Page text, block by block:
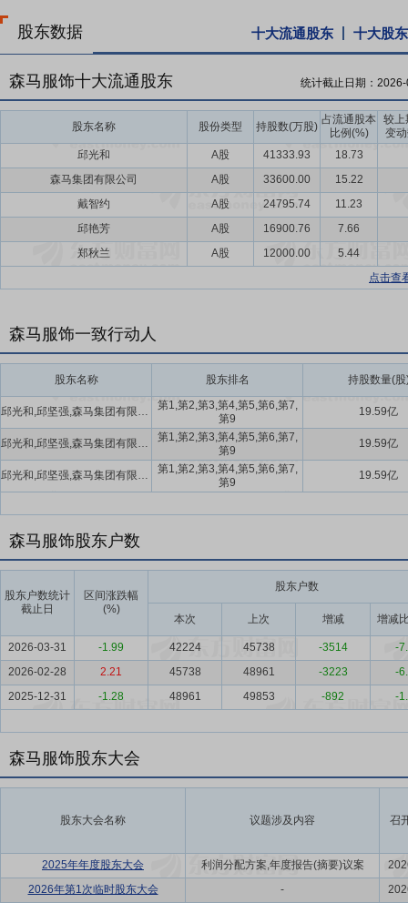
股东数据 十大流通股东 十大股东
森马服饰十大流通股东 统计截止日期：
股东名称 股份类型 持股数(万股)
占流通股本
比例(%)
较上
变
邱光和
A股 41333.93
18.73
森马集团有限公司
A股 33600.00
15.22
戴智约
A股 24795.74
11.23
邱艳芳
A股 16900.76
7.66
郑秋兰
A股 12000.00
5.44
点击查
森马服饰一致行动人
股东名称 股东排名 持股数量(股
邱光和,邱坚强,森马集团有限公司,周平凡,戴智约,邱艳芳,郑秋兰,邱光平
第1,第2,第3,第4,第5,第6,第7,
第9
19.59亿
邱光和,邱坚强,森马集团有限公司,周平凡,戴智约,邱艳芳,郑秋兰,邱光平
第1,第2,第3,第4,第5,第6,第7,
第9
19.59亿
邱光和,邱坚强,森马集团有限公司,周平凡,戴智约,邱艳芳,郑秋兰,邱光平
第1,第2,第3,第4,第5,第6,第7,
第9
19.59亿
森马服饰股东户数
股东户数统计
截止日
区间涨跌幅
(%)
股东户数
本次 上次 增减 增减
2026-03-31 -1.99 42224 45738 -3514
-
2026-02-28
2.21 45738 48961 -3223
-
2025-12-31
-1.28 48961 49853 -892 -
森马服饰股东大会
股东大会名称 议题涉及内容 召
2025年年度股东大会 利润分配方案,年度报告(摘要)议案
2026年第1次临时股东大会
-